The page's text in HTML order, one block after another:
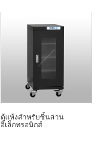
ตู้แห้งสำหรับชิ้นส่วน
อิเล็กทรอนิกส์